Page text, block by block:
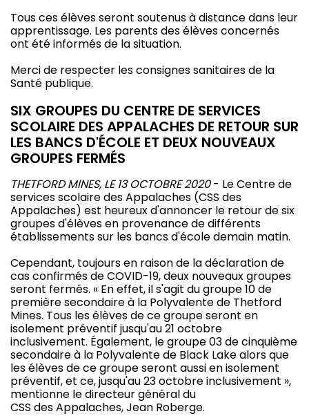
Tous ces élèves seront soutenus à distance dans leur
apprentissage. Les parents des élèves concernés
ont été informés de la situation.
Merci de respecter les consignes sanitaires de la
Santé publique.
SIX GROUPES DU CENTRE DE SERVICES
SCOLAIRE DES APPALACHES DE RETOUR SUR
LES BANCS D'ÉCOLE ET DEUX NOUVEAUX
GROUPES FERMÉS
THETFORD MINES, LE 13 OCTOBRE 2020- Le Centre de
services scolaire des Appalaches (CSS des
Appalaches) est heureux d'annoncer le retour de six
groupes d'élèves en provenance de différents
établissements sur les bancs d'école demain matin.
Cependant, toujours en raison de la déclaration de
cas confirmés de COVID-19, deux nouveaux groupes
seront fermés. « En effet, il s'agit du groupe 10 de
première secondaire à la Polyvalente de Thetford
Mines. Tous les élèves de ce groupe seront en
isolement préventif jusqu'au 21 octobre
inclusivement. Également, le groupe 03 de cinquième
secondaire à la Polyvalente de Black Lake alors que
les élèves de ce groupe seront aussi en isolement
préventif, et ce, jusqu'au 23 octobre inclusivement »,
mentionne le directeur général du
CSS des Appalaches, Jean Roberge.